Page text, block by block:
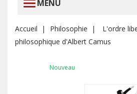
MENU
Accueil Philosophie
L'ordre
philosophique d'Albert Camus
Nouveau